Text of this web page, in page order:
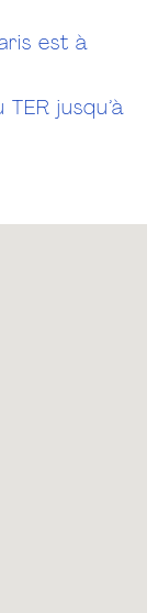
est à
jusqu’à